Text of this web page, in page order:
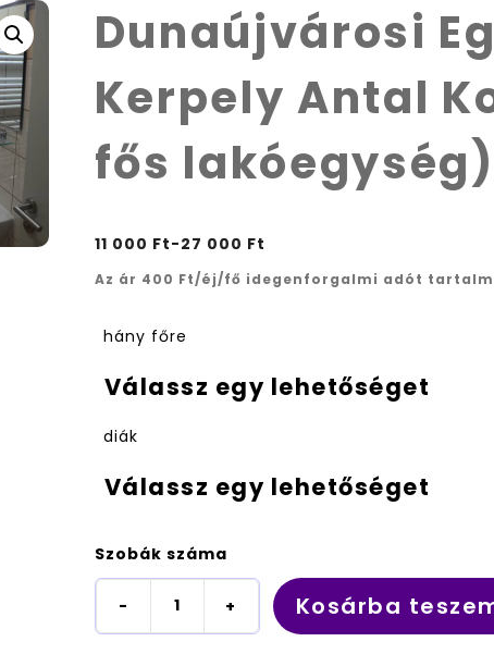
Dunaújvárosi
Kerpely Antal
fős lakóegység)
11 000 Ft-27 000 Ft
Az ár 400 Ft/éj/fő idegenforgalmi adót
hány főre
diák
Szobák száma
-
Dunaújvárosi
Egyetem
+ Kosárba